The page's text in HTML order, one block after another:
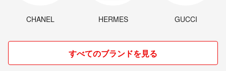
CHANEL HERMES GUCCI
すべてのブランドを見る